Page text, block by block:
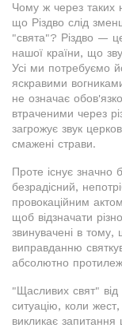
Чому ж через таких
що Різдво слід
"свята"? Різдво —
нашої країни, що
Усі ми потребуємо
яскравими
не означає
втраченими через
загрожує звук
смажені страви.
Проте існує значно
безрадісний,
провокаційним
щоб відзначати
звинувачені в
виправданню
абсолютно
"Щасливих свят" від
ситуацію, коли
викликає